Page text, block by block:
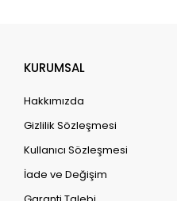
KURUMSAL
Hakkımızda
Gizlilik Sözleşmesi
Kullanıcı Sözleşmesi
İade ve Değişim